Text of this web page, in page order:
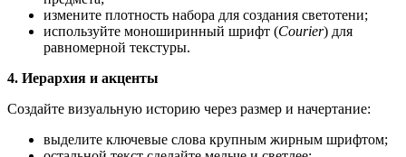
измените плотность набора для создания светотени;
используйте моноширинный шрифт (Courier) для
равномерной текстуры.
4. Иерархия и акценты
Создайте визуальную историю через размер и начертание:
выделите ключевые слова крупным жирным шрифтом;